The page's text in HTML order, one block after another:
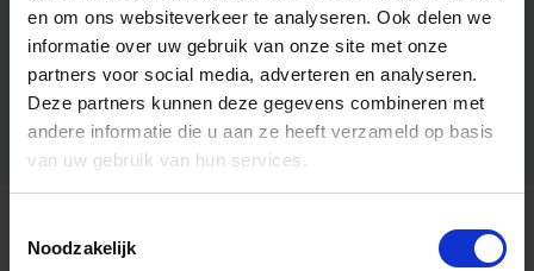
en om ons websiteverkeer te analyseren. Ook delen we
informatie over uw gebruik van onze site met onze
partners voor social media, adverteren en analyseren.
Deze partners kunnen deze gegevens combineren met
andere informatie die u aan ze heeft verzameld op basis
van uw gebruik van hun services.
Noodzakelijk
Algemene informatie